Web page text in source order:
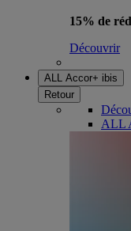
15% de
Découvrir
ALL Accor+ ibis
Retour
ALL